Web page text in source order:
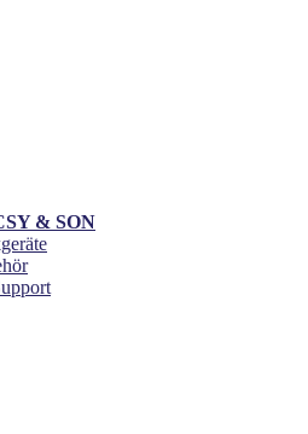
& SON